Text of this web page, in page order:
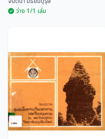
เวียงกุมกาม : การสำรวจ
เพื่อประกอบการพิจารณา
กำหนดเขตพื้นที่คุ้มครองสิ่ง
แวดล้อม
จินตนา มัธยมบุรุษ
ว่าง 1/1 เล่ม